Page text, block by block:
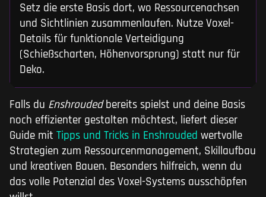
Setz die erste Basis dort, wo Ressourcenachsen
und Sichtlinien zusammenlaufen. Nutze Voxel-
Details für funktionale Verteidigung
(Schießscharten, Höhenvorsprung) statt nur für
Deko.
Falls du Enshroudedbereits spielst und deine Basis
noch effizienter gestalten möchtest, liefert dieser
Guide mit Tipps und Tricks in Enshrouded wertvolle
Strategien zum Ressourcenmanagement, Skillaufbau
und kreativen Bauen. Besonders hilfreich, wenn du
das volle Potenzial des Voxel-Systems ausschöpfen